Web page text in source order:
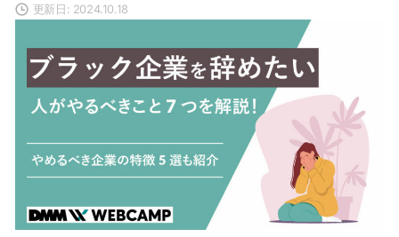
更新日: 2024.10.18